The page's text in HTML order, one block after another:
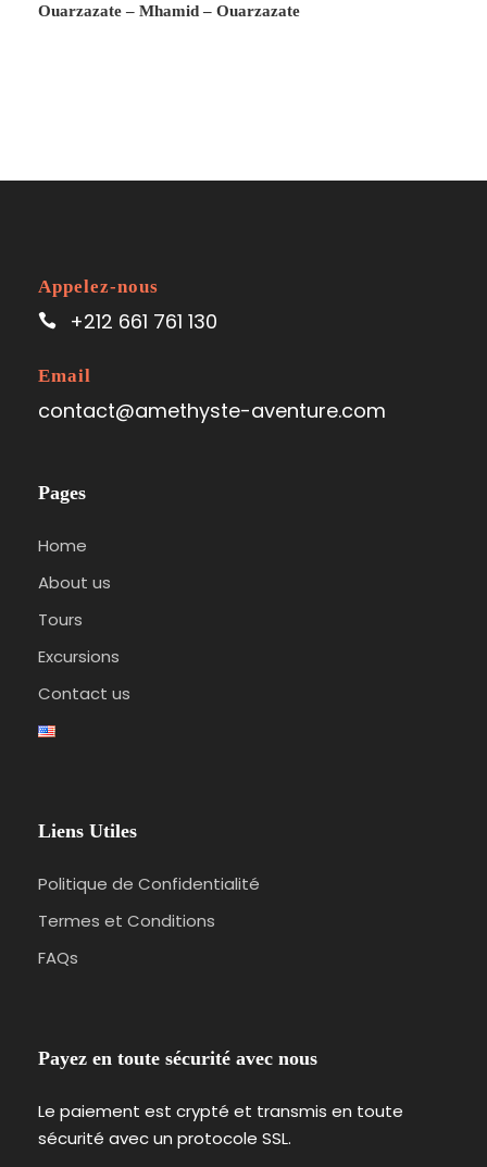
Ouarzazate – Mhamid – Ouarzazate
Appelez-nous
+212 661 761 130
Email
contact@amethyste-aventure.com
Pages
Home
About us
Tours
Excursions
Contact us
Liens Utiles
Politique de Confidentialité
Termes et Conditions
FAQs
Payez en toute sécurité avec nous
Le paiement est crypté et transmis en toute
sécurité avec un protocole SSL.